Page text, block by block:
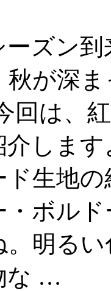
ーズン
秋が深
回は、
介しま
ド生地
・ボル
。明る
な …